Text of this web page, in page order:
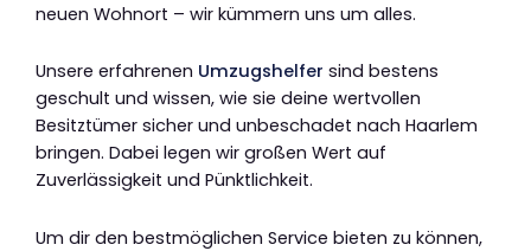
neuen Wohnort – wir kümmern uns um alles.
Unsere erfahrenen Umzugshelfer sind bestens
geschult und wissen, wie sie deine wertvollen
Besitztümer sicher und unbeschadet nach Haarlem
bringen. Dabei legen wir großen Wert auf
Zuverlässigkeit und Pünktlichkeit.
Um dir den bestmöglichen Service bieten zu können,